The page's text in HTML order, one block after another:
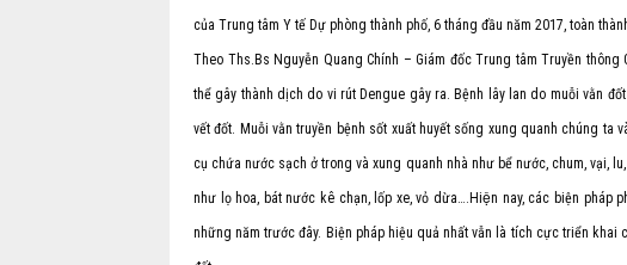
của Trung tâm Y tế Dự phòng thành phố, 6 tháng đầu năm 2017, toàn
Theo Ths.Bs Nguyễn Quang Chính – Giám đốc Trung tâm Truyền thông
thể gây thành dịch do vi rút Dengue gây ra. Bệnh lây lan do muỗi vằn
vết đốt. Muỗi vằn truyền bệnh sốt xuất huyết sống xung quanh chúng
cụ chứa nước sạch ở trong và xung quanh nhà như bể nước, chum, vại,
như lọ hoa, bát nước kê chạn, lốp xe, vỏ dừa….Hiện nay, các biện pháp
những năm trước đây. Biện pháp hiệu quả nhất vẫn là tích cực triển